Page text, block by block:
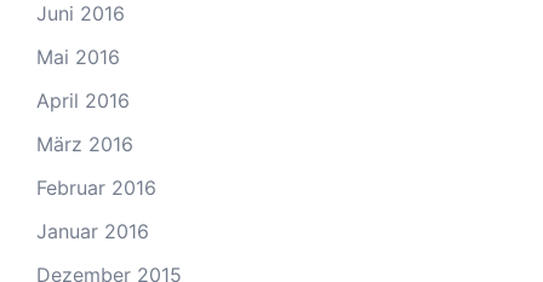
Juni 2016
Mai 2016
April 2016
März 2016
Februar 2016
Januar 2016
Dezember 2015